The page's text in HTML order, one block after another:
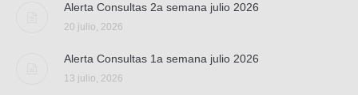
Alerta Consultas 2a semana julio 2026
20 julio, 2026
Alerta Consultas 1a semana julio 2026
13 julio, 2026